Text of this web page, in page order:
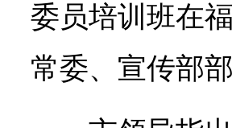
委员培训班在
常委、宣传部